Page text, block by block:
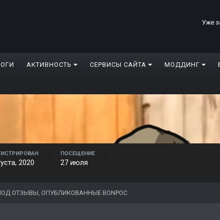
Уже
АКТИВНОСТЬ СЕРВИСЫ САЙТА МОДДИНГ
2020
ПОСЕЩЕНИЕ
27 июля
ОТЗЫВЫ, ОПУБЛИКОВАННЫЕ BONPOC